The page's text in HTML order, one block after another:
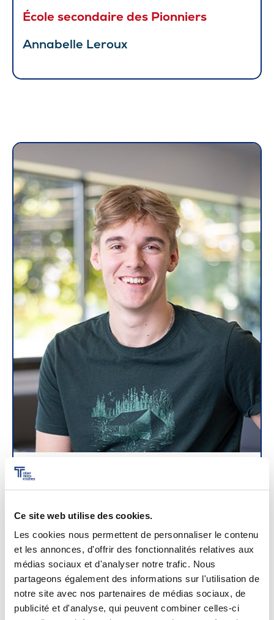
Ce site web utilise des cookies.
Les cookies nous permettent de personnaliser le contenu
et les annonces, d'offrir des fonctionnalités relatives aux
médias sociaux et d'analyser notre trafic. Nous
partageons également des informations sur l'utilisation de
notre site avec nos partenaires de médias sociaux, de
publicité et d'analyse, qui peuvent combiner celles-ci
École secondaire des Pionniers
Annabelle Leroux
École secondaire l’Escale